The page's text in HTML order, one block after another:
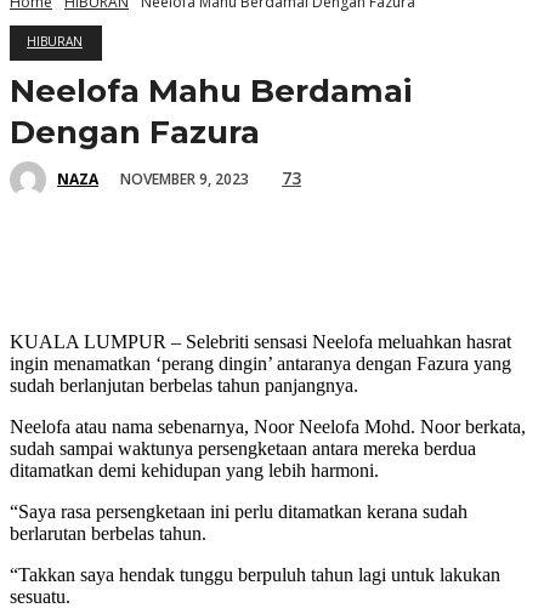
HIBURAN
Neelofa Mahu Berdamai
Dengan Fazura
NAZA NOVEMBER 9, 2023 73
KUALA LUMPUR – Selebriti sensasi Neelofa meluahkan hasrat
ingin menamatkan ‘perang dingin’ antaranya dengan Fazura yang
sudah berlanjutan berbelas tahun panjangnya.
Neelofa atau nama sebenarnya, Noor Neelofa Mohd. Noor berkata,
sudah sampai waktunya persengketaan antara mereka berdua
ditamatkan demi kehidupan yang lebih harmoni.
“Saya rasa persengketaan ini perlu ditamatkan kerana sudah
berlarutan berbelas tahun.
“Takkan saya hendak tunggu berpuluh tahun lagi untuk lakukan
sesuatu.